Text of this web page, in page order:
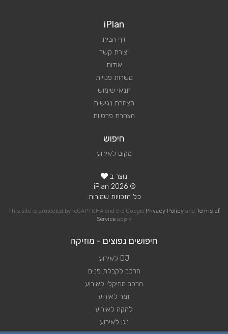
iPlan
דף הבית
יצירת קשר
אודות
משרות פנויות
תנאי שימוש
הצהרת נגישות
הצהרת פרטיות
חיפוש
מקום לאירוע
נוצר ב
© 2026 iPlan.
כל הזכויות שמורות.
This site is protected by reCAPTCHA and the Google Privacy Policy and Terms of
Serviceapply
חיפושים נפוצים - מוזיקה
DJ לאירוע
הרכב לקבלת פנים
הרכב מוזיקלי לאירוע
זמר לאירוע
להקה לאירוע
נגן לאירוע